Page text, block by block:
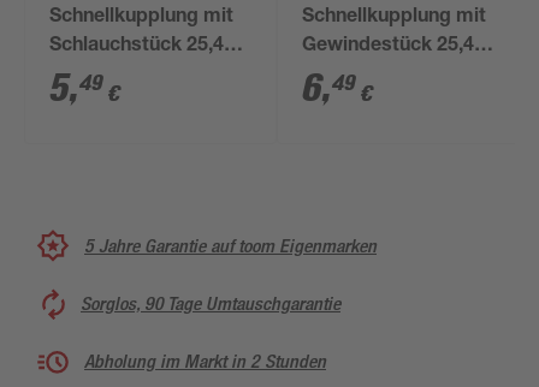
Schnellkupplung mit
Schlauchstück 25,4
mm (1")
5,49 €
Schnellkupplung mit
Gewindestück 25,4
mm (1") AG
6,49 €
5 Jahre Garantie auf toom Eigenmarken
Sorglos, 90 Tage Umtauschgarantie
Abholung im Markt in 2 Stunden